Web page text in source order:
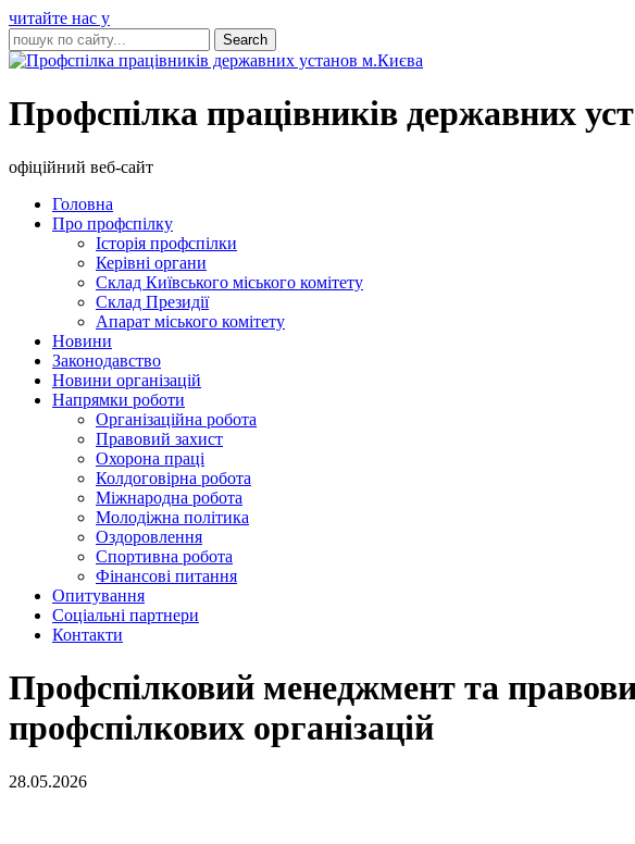
читайте нас у
Профспілка працівників державних
офіційний веб-сайт
Головна
Про профспілку
Історія профспілки
Керівні органи
Склад Київського міського комітету
Склад Президії
Апарат міського комітету
Новини
Законодавство
Новини організацій
Напрямки роботи
Організаційна робота
Правовий захист
Охорона праці
Колдоговірна робота
Міжнародна робота
Молодіжна політика
Оздоровлення
Спортивна робота
Фінансові питання
Опитування
Соціальні партнери
Контакти
Профспілковий менеджмент та
профспілкових організацій
28.05.2026